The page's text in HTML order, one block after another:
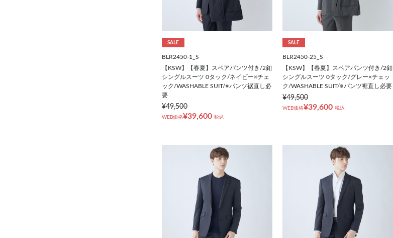
SALE
BLR2450-1_S
【KSW】【春夏】スペアパンツ付き/2釦
シングルスーツ 0タック/ネイビー×チェ
ック/WASHABLE SUIT/※パンツ裾直し必
要
¥49,500
WEB価格¥39,600 税込
SALE
BLR2450-25_S
【KSW】【春夏】スペアパンツ付き/2釦
シングルスーツ 0タック/グレー×チェッ
ク/WASHABLE SUIT/※パンツ裾直し必要
¥49,500
WEB価格¥39,600 税込